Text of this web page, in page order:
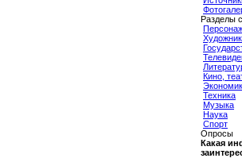
Разделы
Кино,
Техника
Музыка
Наука
Спорт
Опросы
Какая